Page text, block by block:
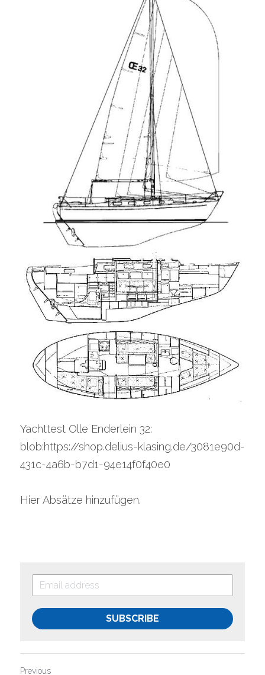
Yachttest Olle Enderlein 32:
blob:https://shop.delius-klasing.de/3081e90d-
431c-4a6b-b7d1-94e14f0f40e0
Hier Absätze hinzufügen.
SUBSCRIBE
Previous